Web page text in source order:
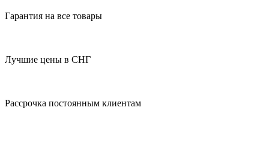
Гарантия на все товары
Лучшие цены в СНГ
Рассрочка постоянным клиентам